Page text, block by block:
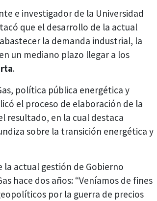
e investigador de la Universidad
que el desarrollo de la actual
la demanda industrial, la
un mediano plazo llegar a los
.
política pública energética y
el proceso de elaboración de la
resultado, en la cual destaca
sobre la transición energética y
la actual gestión de Gobierno
hace dos años: “Veníamos de fines
por la guerra de precios